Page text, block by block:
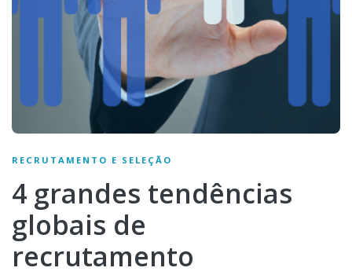
RECRUTAMENTO E SELEÇÃO
4 grandes tendências
globais de
recrutamento